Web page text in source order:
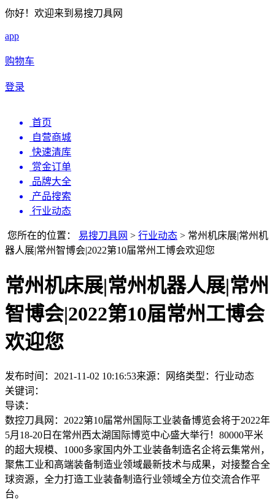
你好！欢迎来到易搜刀具网
app
购物车
登录
首页
自营商城
快速清库
赏金订单
品牌大全
产品搜索
行业动态
您所在的位置： 易搜刀具网 > 行业动态 > 常州机床展|常州机
器人展|常州智博会|2022第10届常州工博会欢迎您
常州机床展|常州机器人展|常州
智博会|2022第10届常州工博会
欢迎您
发布时间：2021-11-02 10:16:53来源：网络类型： 行业动态
关键词：
导读：
数控刀具网：2022第10届常州国际工业装备博览会将于2022年
5月18-20日在常州西太湖国际博览中心盛大举行！80000平米
的超大规模、1000多家国内外工业装备制造名企将云集常州，
聚焦工业和高端装备制造业领域最新技术与成果，对接整合全
球资源，全力打造工业装备制造行业领域全方位交流合作平
台。